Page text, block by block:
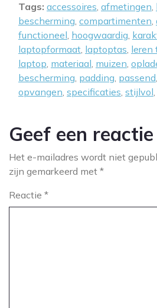
Tags: accessoires, afmetingen,
bescherming, compartimenten,
functioneel, hoogwaardig,
laptopformaat, laptoptas, leren
laptop, materiaal, muizen,
bescherming, padding, passend,
opvangen, specificaties, stijlvol,
Geef een reactie
Het e-mailadres wordt niet
zijn gemarkeerd met *
Reactie *